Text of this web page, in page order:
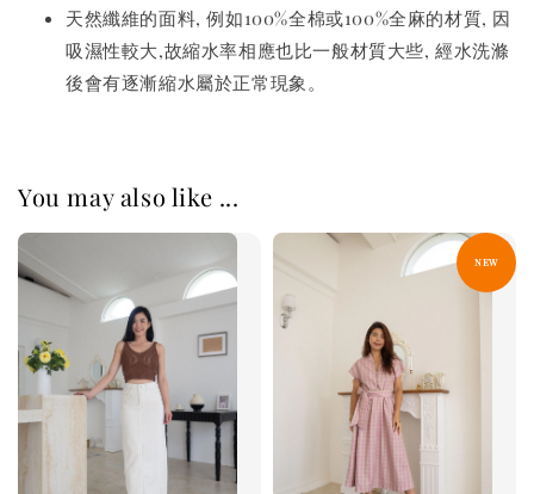
天然纖維的面料, 例如100%全棉或100%全麻的材質, 因
吸濕性較大,故縮水率相應也比一般材質大些, 經水洗滌
後會有逐漸縮水屬於正常現象。
You may also like ...
NEW